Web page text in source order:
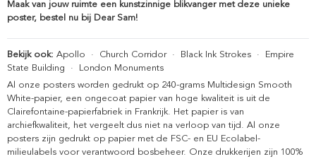
Maak van jouw ruimte een kunstzinnige blikvanger met deze unieke
poster, bestel nu bij Dear Sam!
Bekijk ook: Apollo · Church Corridor· Black Ink Strokes · Empire
State Building · London Monuments
Al onze posters worden gedrukt op 240-grams Multidesign Smooth
White-papier, een ongecoat papier van hoge kwaliteit is uit de
Clairefontaine-papierfabriek in Frankrijk. Het papier is van
archiefkwaliteit, het vergeelt dus niet na verloop van tijd. Al onze
posters zijn gedrukt op papier met de FSC- en EU Ecolabel-
milieulabels voor verantwoord bosbeheer. Onze drukkerijen zijn 100%